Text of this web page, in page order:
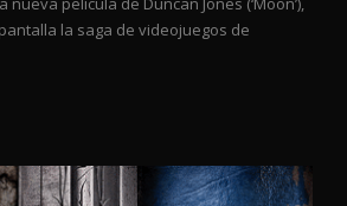
la saga de videojuegos de